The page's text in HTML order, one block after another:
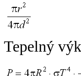
Tepelný